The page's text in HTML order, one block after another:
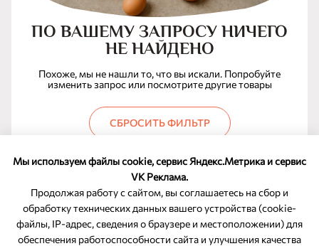
Мы используем файлы cookie, сервис Яндекс.Метрика и сервис
VK Реклама.
Продолжая работу с сайтом, вы соглашаетесь на сбор и
обработку технических данных вашего устройства (cookie-
файлы, IP-адрес, сведения о браузере и местоположении) для
обеспечения работоспособности сайта и улучшения качества
ПО ВАШЕМУ ЗАПРОСУ НИЧЕГО
НЕ НАЙДЕНО
Похоже, мы не нашли то, что вы искали. Попробуйте
изменить запрос или посмотрите другие товары
СБРОСИТЬ ФИЛЬТР
ОБРАТНАЯ СВЯЗЬ